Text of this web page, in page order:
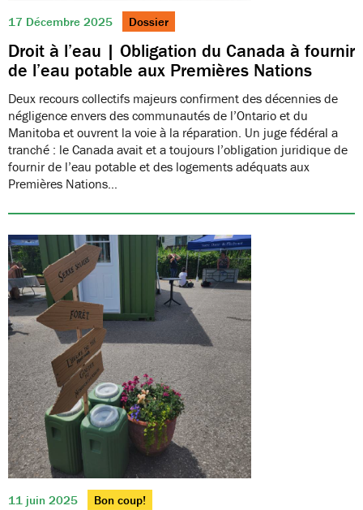
17 Décembre 2025 Dossier
Droit à l’eau | Obligation du Canada à fournir
de l’eau potable aux Premières Nations
Deux recours collectifs majeurs confirment des décennies de
négligence envers des communautés de l’Ontario et du
Manitoba et ouvrent la voie à la réparation. Un juge fédéral a
tranché : le Canada avait et a toujours l’obligation juridique de
fournir de l’eau potable et des logements adéquats aux
Premières Nations…
11 juin 2025 Bon coup!